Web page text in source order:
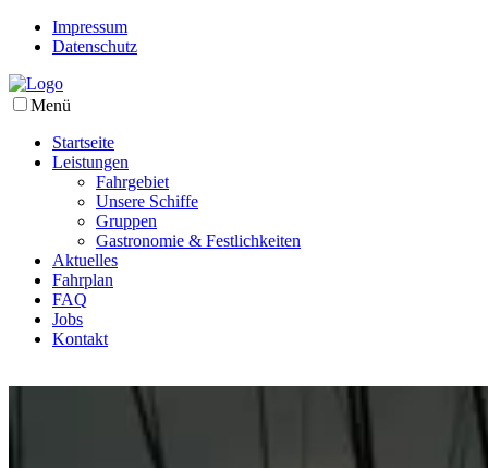
Impressum
Datenschutz
Menü
Startseite
Leistungen
Fahrgebiet
Unsere Schiffe
Gruppen
Gastronomie & Festlichkeiten
Aktuelles
Fahrplan
FAQ
Jobs
Kontakt